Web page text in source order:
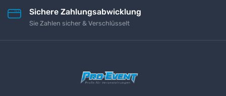
Sichere Zahlungsabwicklung
Sie Zahlen sicher & Verschlüsselt